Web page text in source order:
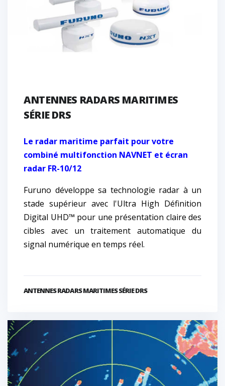
ANTENNES RADARS MARITIMES
SÉRIE DRS
Le radar maritime parfait pour votre
combiné multifonction NAVNET et écran
radar FR-10/12
Furuno développe sa technologie radar à un
stade supérieur avec l'Ultra High Définition
Digital UHD™ pour une présentation claire des
cibles avec un traitement automatique du
signal numérique en temps réel.
ANTENNES RADARS MARITIMES SÉRIE DRS